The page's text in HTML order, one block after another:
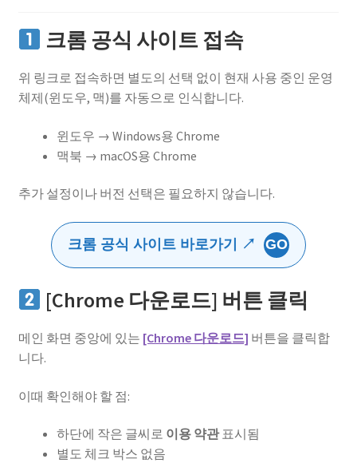
크롬 공식 사이트 접속
위 링크로 접속하면 별도의 선택 없이 현재 사용 중인 운영
체제(윈도우, 맥)를 자동으로 인식합니다.
윈도우 → Windows용 Chrome
맥북 → macOS용 Chrome
추가 설정이나 버전 선택은 필요하지 않습니다.
크롬 공식 사이트 바로가기 ↗ GO
[Chrome 다운로드] 버튼 클릭
메인 화면 중앙에 있는 [Chrome 다운로드] 버튼을 클릭합
니다.
이때 확인해야 할 점:
하단에 작은 글씨로 이용 약관표시됨
별도 체크 박스 없음